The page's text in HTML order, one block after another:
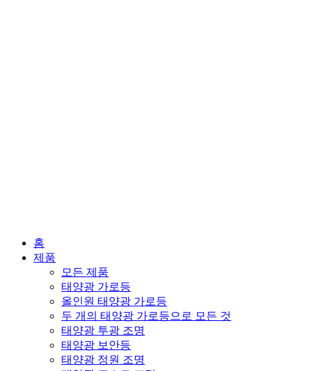
홈
제품
모든 제품
태양광 가로등
올인원 태양광 가로등
두 개의 태양광 가로등으로 모든 것
태양광 투광 조명
태양광 보안등
태양광 정원 조명